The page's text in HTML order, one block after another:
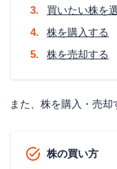
買いたい株を
株を購入する
株を売却する
また、株を購入・売却
株の買い方